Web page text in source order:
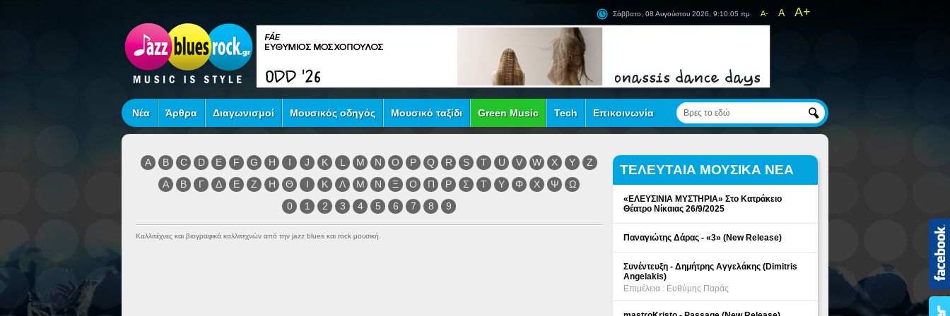
A- A A+
Σάββατο, 08 Αυγούστου 2026, 9:10:05 πμ
Νέα Άρθρα Διαγωνισμοί Μουσικός οδηγός Μουσικό ταξίδι Green Music Tech Επικοινωνία
A B C D E F G H I J K L M N O P Q R S T U V W X Y
Z
Α
Β Γ Δ Ε Ζ Η Θ Ι Κ Λ Μ Ν Ξ Ο Π Ρ Σ Τ Υ Φ Χ Ψ
Ω
0
1 2 3 4 5 6 7 8 9
Καλλιτέχνες και βιογραφικά καλλιτεχνών από την jazz blues και rock μουσική.
ΤΕΛΕΥΤΑΙΑ ΜΟΥΣΙΚΑ ΝΕΑ
«ΕΛΕΥΣΙΝΙΑ ΜΥΣΤΗΡΙΑ» Στο Κατράκειο
Θέατρο Νίκαιας 26/9/2025
Παναγιώτης Δάρας - «3» (New Release)
Συνέντευξη - Δημήτρης Αγγελάκης (Dimitris
Angelakis)
Επιμέλεια : Ευθύμης Παράς